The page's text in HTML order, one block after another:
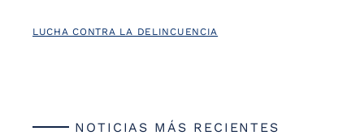
LUCHA CONTRA LA DELINCUENCIA
NOTICIAS MÁS RECIENTES